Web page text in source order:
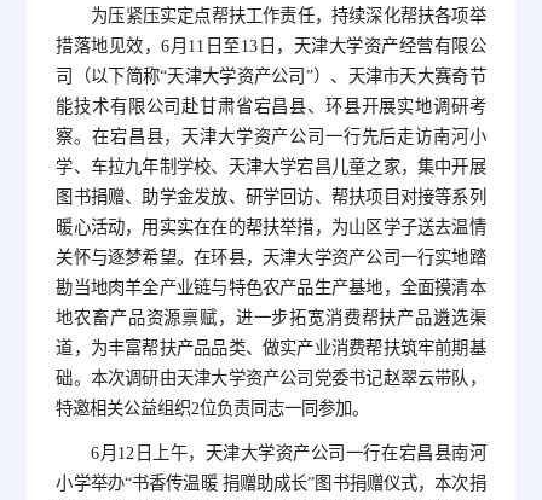
为压紧压实定点帮扶工作责任，持续深化帮扶各项举
措落地见效，6月11日至13日，天津大学资产经营有限公
司（以下简称“天津大学资产公司”）、天津市天大赛奇节
能技术有限公司赴甘肃省宕昌县、环县开展实地调研考
察。在宕昌县，天津大学资产公司一行先后走访南河小
学、车拉九年制学校、天津大学宕昌儿童之家，集中开展
图书捐赠、助学金发放、研学回访、帮扶项目对接等系列
暖心活动，用实实在在的帮扶举措，为山区学子送去温情
关怀与逐梦希望。在环县，天津大学资产公司一行实地踏
勘当地肉羊全产业链与特色农产品生产基地，全面摸清本
地农畜产品资源禀赋，进一步拓宽消费帮扶产品遴选渠
道，为丰富帮扶产品品类、做实产业消费帮扶筑牢前期基
础。本次调研由天津大学资产公司党委书记赵翠云带队，
特邀相关公益组织2位负责同志一同参加。
6月12日上午，天津大学资产公司一行在宕昌县南河
小学举办“书香传温暖 捐赠助成长”图书捐赠仪式，本次捐